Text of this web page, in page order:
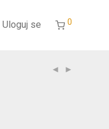
Uloguj se 0